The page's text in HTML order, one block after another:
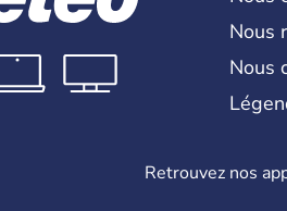
Nous
Nous
Retrouvez nos